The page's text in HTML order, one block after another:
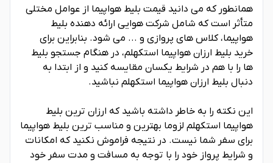
همانطور که می دانید قیمت بلیط هواپیما از عوامل مختلی
متأثر است که شامل شرکت هوایی ارائه دهنده بلیط
هواپیما، کلاس های پروازی و ... می شود. بنابراین برای
خرید بلیط ارزان هواپیما استکهلم، در هنگام جستجو بلیط
ها را با هم در شرایط یکسان مقایسه کنید و از ابتدا به
دنبال بلیط ارزان هواپیما استکهلم نباشید.
این نکته را به خاطر داشته باشید که ارزان ترین بلیط
هواپیما استکهلم لزوما بهترین و مناسب ترین بلیط هواپیما
برای سفر شما نیست. در نتیجه فراموش نکنید که امکانات
و شرایط پرواز خود را با توجه به مسافت و مدت سفر خود